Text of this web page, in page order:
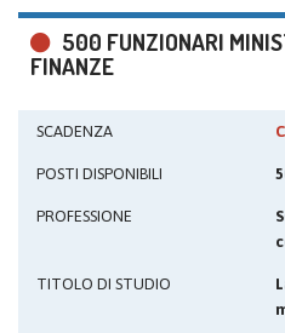
500 FUNZIONARI
FINANZE
SCADENZA
POSTI DISPONIBILI
PROFESSIONE
TITOLO DI STUDIO